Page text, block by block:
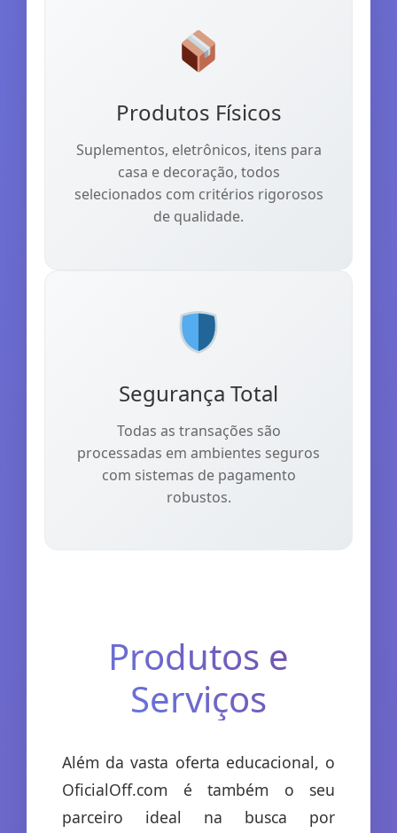
Produtos Físicos
Suplementos, eletrônicos, itens para
casa e decoração, todos
selecionados com critérios rigorosos
de qualidade.
Segurança Total
Todas as transações são
processadas em ambientes seguros
com sistemas de pagamento
robustos.
Produtos e
Serviços
Além da vasta oferta educacional, o
OficialOff.com é também o seu
parceiro ideal na busca por